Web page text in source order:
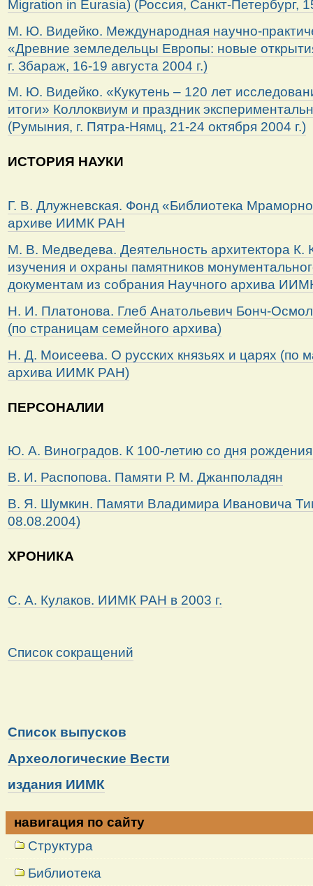
Migration in Eurasia) (Россия, Санкт-Петербург,
М. Ю. Видейко. Международная научно-
«Древние земледельцы Европы: новые
г. Збараж, 16-19 августа 2004 г.)
М. Ю. Видейко. «Кукутень – 120 лет
итоги» Коллоквиум и праздник
(Румыния, г. Пятра-Нямц, 21-24 октября 2004 г.)
ИСТОРИЯ НАУКИ
Г. В. Длужневская. Фонд «Библиотека
архиве ИИМК РАН
М. В. Медведева. Деятельность архитектора К.
изучения и охраны памятников
документам из собрания Научного архива
Н. И. Платонова. Глеб Анатольевич Бонч-
(по страницам семейного архива)
Н. Д. Моисеева. О русских князьях и царях (по
архива ИИМК РАН)
ПЕРСОНАЛИИ
Ю. А. Виноградов. К 100-летию со дня
В. И. Распопова. Памяти Р. М. Джанполадян
В. Я. Шумкин. Памяти Владимира Ивановича
08.08.2004)
ХРОНИКА
С. А. Кулаков. ИИМК РАН в 2003 г.
Список сокращений
Список выпусков
Археологические Вести
издания ИИМК
навигация по сайту
Структура
Библиотека